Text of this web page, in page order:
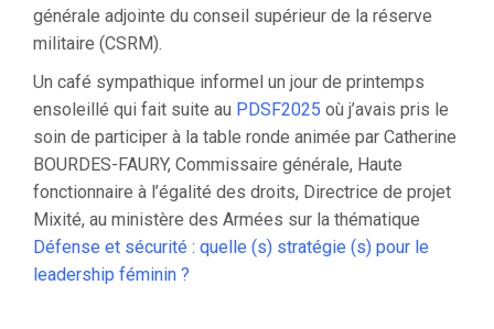
générale adjointe du conseil supérieur de la réserve
militaire (CSRM).
Un café sympathique informel un jour de printemps
ensoleillé qui fait suite au PDSF2025 où j’avais pris le
soin de participer à la table ronde animée par Catherine
BOURDES-FAURY, Commissaire générale, Haute
fonctionnaire à l’égalité des droits, Directrice de projet
Mixité, au ministère des Armées sur la thématique
Défense et sécurité : quelle (s) stratégie (s) pour le
leadership féminin ?